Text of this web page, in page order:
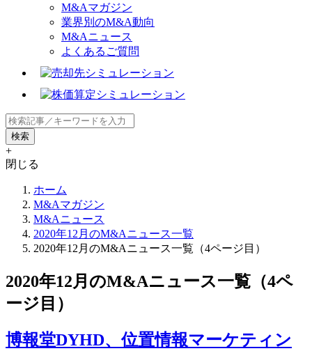
M&Aマガジン
業界別のM&A動向
M&Aニュース
よくあるご質問
+
閉じる
ホーム
M&Aマガジン
M&Aニュース
2020年12月のM&Aニュース一覧
2020年12月のM&Aニュース一覧（4ページ目）
2020年12月のM&Aニュース一覧（4ペ
ージ目）
博報堂DYHD、位置情報マーケティン